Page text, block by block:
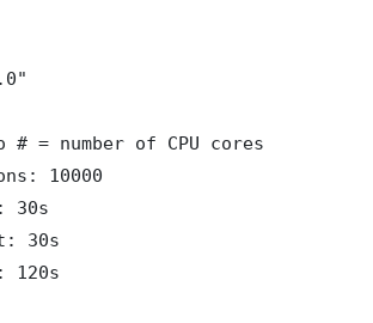
# = number of CPU cores
10000
30s
30s
120s